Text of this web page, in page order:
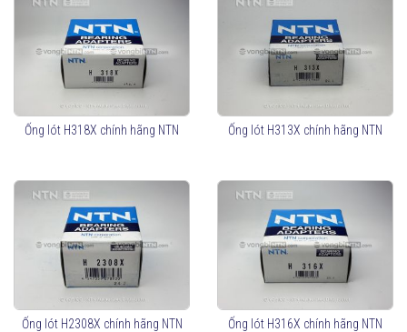
Ống lót H318X chính hãng NTN Ống lót H313X chính hãng NTN
Ống lót H2308X chính hãng NTN Ống lót H316X chính hãng NTN